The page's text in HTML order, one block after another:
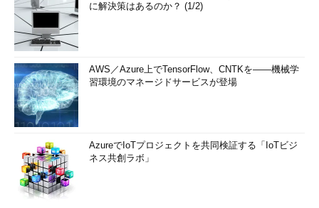
に解決策はあるのか？ (1/2)
AWS／Azure上でTensorFlow、CNTKを――機械学
習環境のマネージドサービスが登場
AzureでIoTプロジェクトを共同検証する「IoTビジ
ネス共創ラボ」